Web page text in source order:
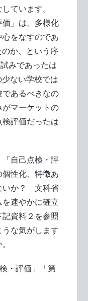
ています。
価」は、多様化
をなすのであ
か、という序
みであったは
ない学校では
あるべきなの
マーケットの
評価だったは
自己点検・評
性化、特徴あ
いか？ 文科省
速やかに確立
資料２を参照
な気がします
・評価」「第